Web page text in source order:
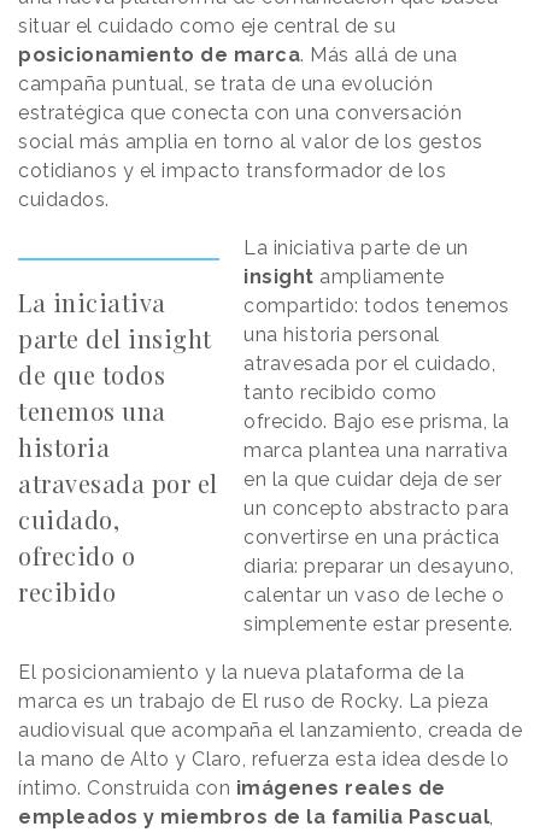
situar el cuidado como eje central de su
posicionamiento de marca. Más allá de una
campaña puntual, se trata de una evolución
estratégica que conecta con una conversación
social más amplia en torno al valor de los gestos
cotidianos y el impacto transformador de los
cuidados.
La iniciativa
parte del insight
de que todos
tenemos una
historia
atravesada por el
cuidado,
ofrecido o
recibido
La iniciativa parte de un
insight ampliamente
compartido: todos tenemos
una historia personal
atravesada por el cuidado,
tanto recibido como
ofrecido. Bajo ese prisma, la
marca plantea una narrativa
en la que cuidar deja de ser
un concepto abstracto para
convertirse en una práctica
diaria: preparar un desayuno,
calentar un vaso de leche o
simplemente estar presente.
El posicionamiento y la nueva plataforma de la
marca es un trabajo de El ruso de Rocky. La pieza
audiovisual que acompaña el lanzamiento, creada de
la mano de Alto y Claro, refuerza esta idea desde lo
íntimo. Construida con imágenes reales de
empleados y miembros de la familia Pascual